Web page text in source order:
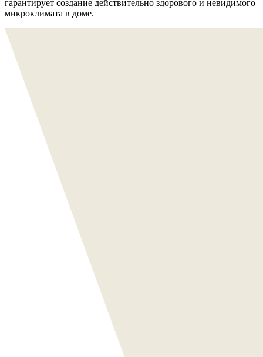
гарантирует создание действительно здорового и невидимого
микроклимата в доме.